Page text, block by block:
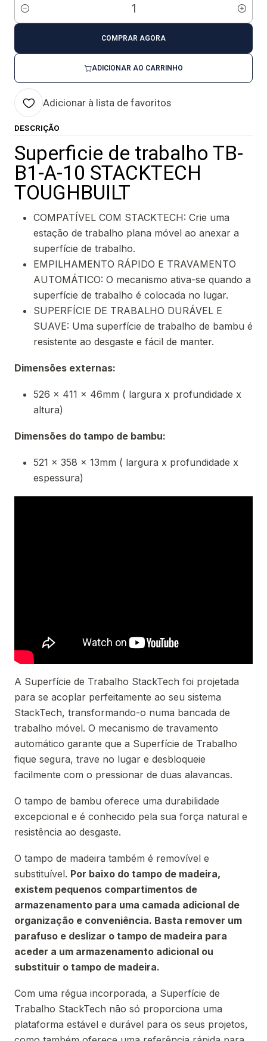
Quantidade
ADICIONAR AO CARRINHO
COMPRAR AGORA
Adicionar à lista de favoritos
DESCRIÇÃO
Superficie de trabalho TB-
B1-A-10 STACKTECH
TOUGHBUILT
COMPATÍVEL COM STACKTECH: Crie uma
estação de trabalho plana móvel ao anexar a
superfície de trabalho.
EMPILHAMENTO RÁPIDO E TRAVAMENTO
AUTOMÁTICO: O mecanismo ativa-se quando a
superfície de trabalho é colocada no lugar.
SUPERFÍCIE DE TRABALHO DURÁVEL E
SUAVE: Uma superfície de trabalho de bambu é
resistente ao desgaste e fácil de manter.
Dimensões externas:
526 x 411 x 46mm ( largura x profundidade x
altura)
Dimensões do tampo de bambu:
521 x 358 x 13mm ( largura x profundidade x
espessura)
A Superfície de Trabalho StackTech foi projetada
para se acoplar perfeitamente ao seu sistema
StackTech, transformando-o numa bancada de
trabalho móvel. O mecanismo de travamento
automático garante que a Superfície de Trabalho
fique segura, trave no lugar e desbloqueie
facilmente com o pressionar de duas alavancas.
O tampo de bambu oferece uma durabilidade
excepcional e é conhecido pela sua força natural e
resistência ao desgaste.
O tampo de madeira também é removível e
substituível. Por baixo do tampo de madeira,
existem pequenos compartimentos de
armazenamento para uma camada adicional de
organização e conveniência. Basta remover um
parafuso e deslizar o tampo de madeira para
aceder a um armazenamento adicional ou
substituir o tampo de madeira.
Com uma régua incorporada, a Superfície de
Trabalho StackTech não só proporciona uma
plataforma estável e durável para os seus projetos,